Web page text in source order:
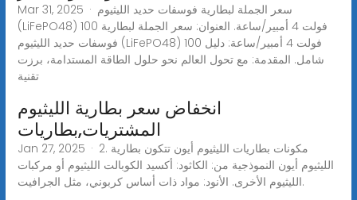
Mar 31, 2025 · سعر الجملة لبطارية فوسفات حديد الليثيوم
(LiFePO48) 100 فولت 4 أمبير/ساعة. العنوان: سعر الجملة لبطارية
فوسفات حديد الليثيوم (LiFePO48) 100 فولت 4 أمبير/ساعة: دليل
شامل. المقدمة: مع تحول العالم نحو حلول الطاقة المستدامة، برزت
تقنية
انخفاض سعر بطارية الليثيوم
المشتريات,بطاريات
Jan 27, 2025 · 2. مكونات بطاريات الليثيوم أيون تتكون بطارية
الليثيوم أيون النموذجية من: الكاثود: أكسيد الكوبالت الليثيوم أو مركبات
الليثيوم الأخرى. الأنود: مواد ذات أساس كربوني، مثل الجرافيت.